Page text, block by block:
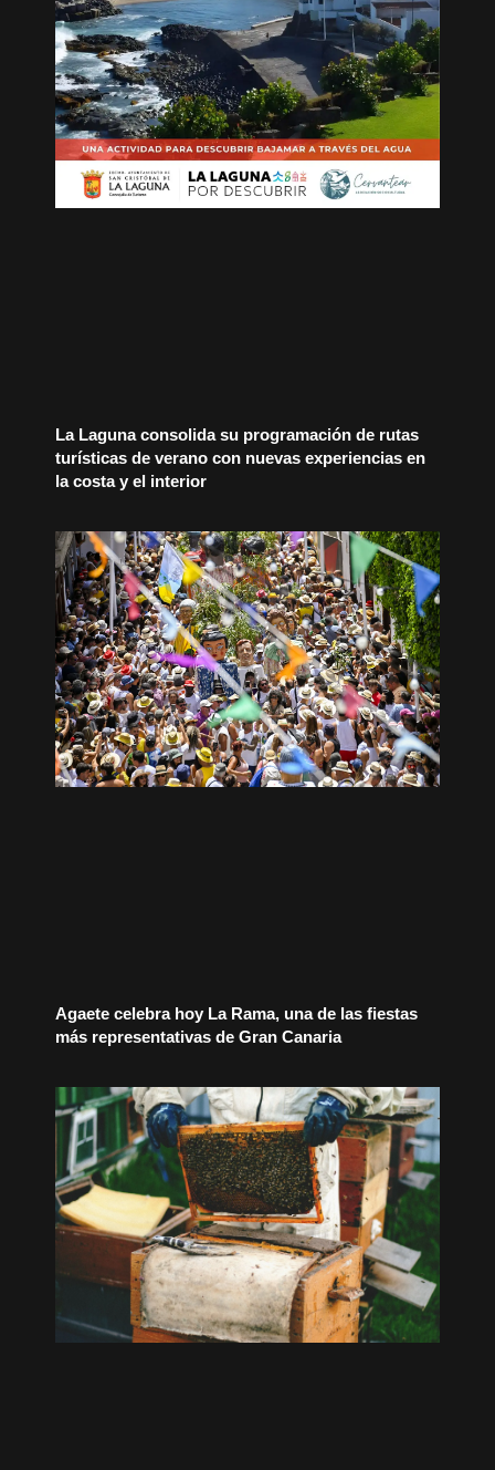
La Laguna consolida su programación de rutas
turísticas de verano con nuevas experiencias en
la costa y el interior
Agaete celebra hoy La Rama, una de las fiestas
más representativas de Gran Canaria